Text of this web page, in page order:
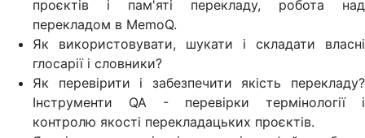
проєктів і пам'яті перекладу, робота над
перекладом в MemoQ.
Як використовувати, шукати і складати власні
глосарії і словники?
Як перевірити і забезпечити якість перекладу?
Інструменти QA - перевірки термінології і
контролю якості перекладацьких проєктів.